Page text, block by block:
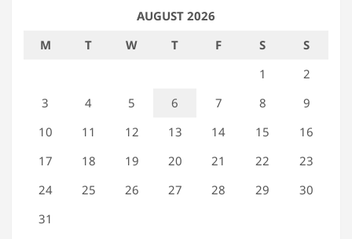
AUGUST 2026
M
T W T F S
S
1
2
3
4 5 6 7 8
9
10
11 12 13 14 15
16
17
18 19 20 21 22
23
24
25 26 27 28 29
30
31